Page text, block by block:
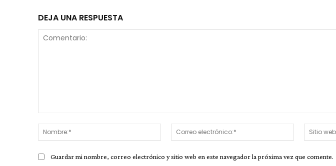
DEJA UNA RESPUESTA
Nombre:*
Correo
electrónico:*
Guardar mi nombre, correo electrónico y sitio web en este navegador la próxima vez que comente.